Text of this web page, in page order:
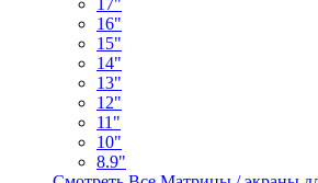
17"
16"
15"
14"
13"
12"
11"
10"
8.9"